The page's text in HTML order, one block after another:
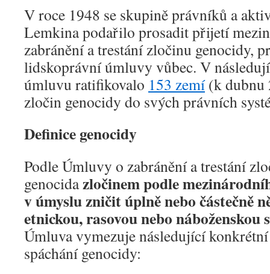
V roce 1948 se skupině právníků a
Lemkina podařilo prosadit přijetí
zabránění a trestání zločinu genocidy,
lidskoprávní úmluvy vůbec. V
úmluvu ratifikovalo 153 zemí(k dubnu
zločin genocidy do svých právních
Definice genocidy
Podle Úmluvy o zabránění a trestání
genocidazločinem podle
v úmyslu zničit úplně nebo částečně
etnickou, rasovou nebo
Úmluva vymezuje následující
spáchání genocidy: